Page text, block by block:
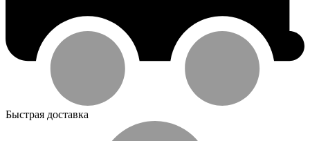
Быстрая доставка